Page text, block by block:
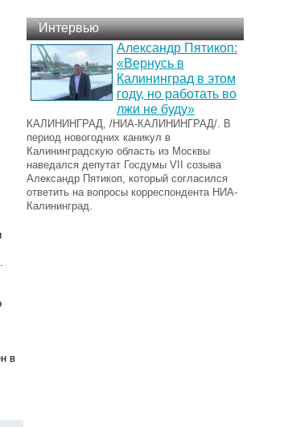
в
Интервью
Александр Пятикоп:
«Вернусь в
Калининград в этом
году, но работать во
лжи не буду»
КАЛИНИНГРАД, /НИА-КАЛИНИНГРАД/. В
период новогодних каникул в
Калининградскую область из Москвы
наведался депутат Госдумы VII созыва
Александр Пятикоп, который согласился
ответить на вопросы корреспондента НИА-
Калининград.